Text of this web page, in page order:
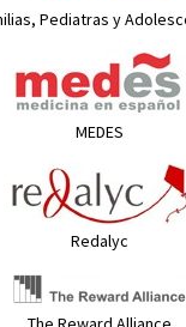
Pediatras y
MEDES
Redalyc